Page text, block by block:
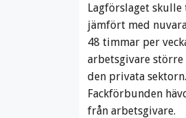
Lagförslaget
jämfört med
48 timmar per
arbetsgivare
den privata
Fackförbunden
från arbetsgivare.